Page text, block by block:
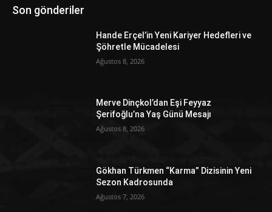
Son gönderiler
Hande Erçel’in Yeni Kariyer Hedefleri ve
Şöhretle Mücadelesi
Ağustos 8, 2026
Merve Dinçkol’dan Eşi Feyyaz
Şerifoğlu’na Yaş Günü Mesajı
Ağustos 8, 2026
Gökhan Türkmen “Karma” Dizisinin Yeni
Sezon Kadrosunda
Ağustos 7, 2026